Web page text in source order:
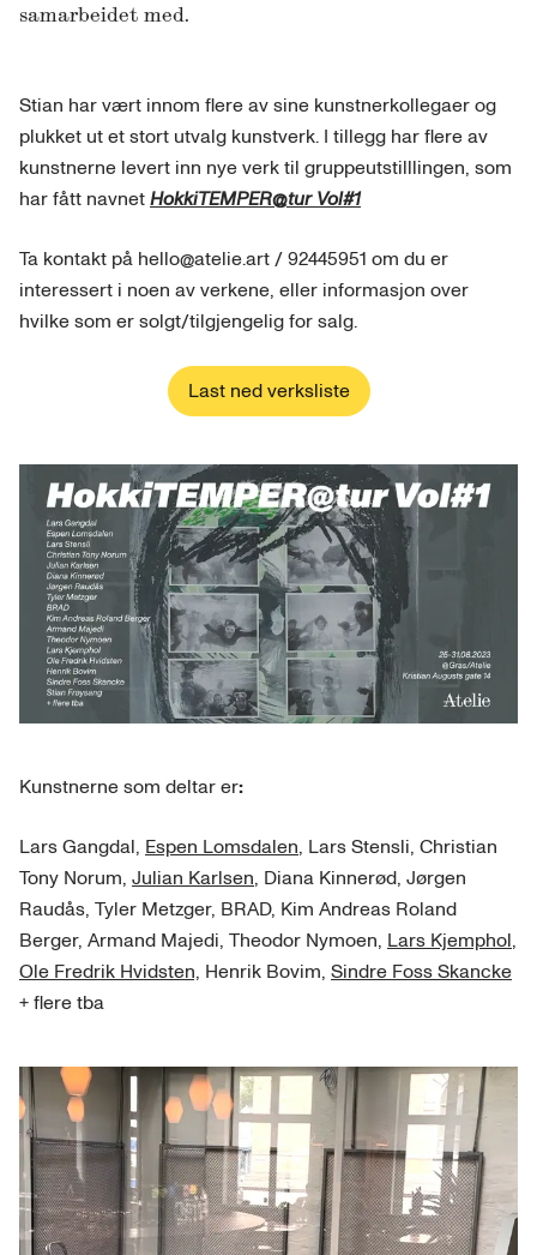
samarbeidet med.
Stian har vært innom flere av sine kunstnerkollegaer og
plukket ut et stort utvalg kunstverk. I tillegg har flere av
kunstnerne levert inn nye verk til gruppeutstilllingen, som
har fått navnetHokkiTEMPER@tur Vol#1
Ta kontakt på hello@atelie.art / 92445951 om du er
interessert i noen av verkene, eller informasjon over
hvilke som er solgt/tilgjengelig for salg.
Last ned verksliste
Kunstnerne som deltar er:
Lars Gangdal, Espen Lomsdalen, Lars Stensli, Christian
Tony Norum, Julian Karlsen, Diana Kinnerød, Jørgen
Raudås, Tyler Metzger, BRAD, Kim Andreas Roland
Berger, Armand Majedi, Theodor Nymoen, Lars Kjemphol,
Ole Fredrik Hvidsten, Henrik Bovim, Sindre Foss Skancke
+ flere tba